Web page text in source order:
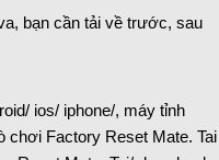
bạn cần tải về trước, sau
ios/ iphone/, máy tỉnh
chơi Factory Reset Mate. Tai